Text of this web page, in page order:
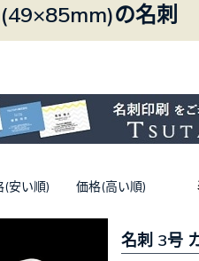
の名刺
(安い順) 価格(高い順)
名刺 3号